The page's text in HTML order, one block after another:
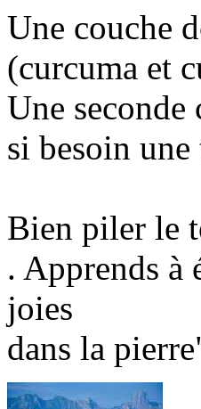
Une couche
(curcuma et
Une
si besoin
Bien piler le
. Apprends à
joies
dans la